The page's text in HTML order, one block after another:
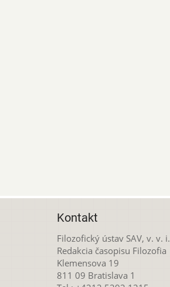
Kontakt
Filozofický ústav SAV, v. v. i.
Redakcia časopisu Filozofia
Klemensova 19
811 09 Bratislava 1